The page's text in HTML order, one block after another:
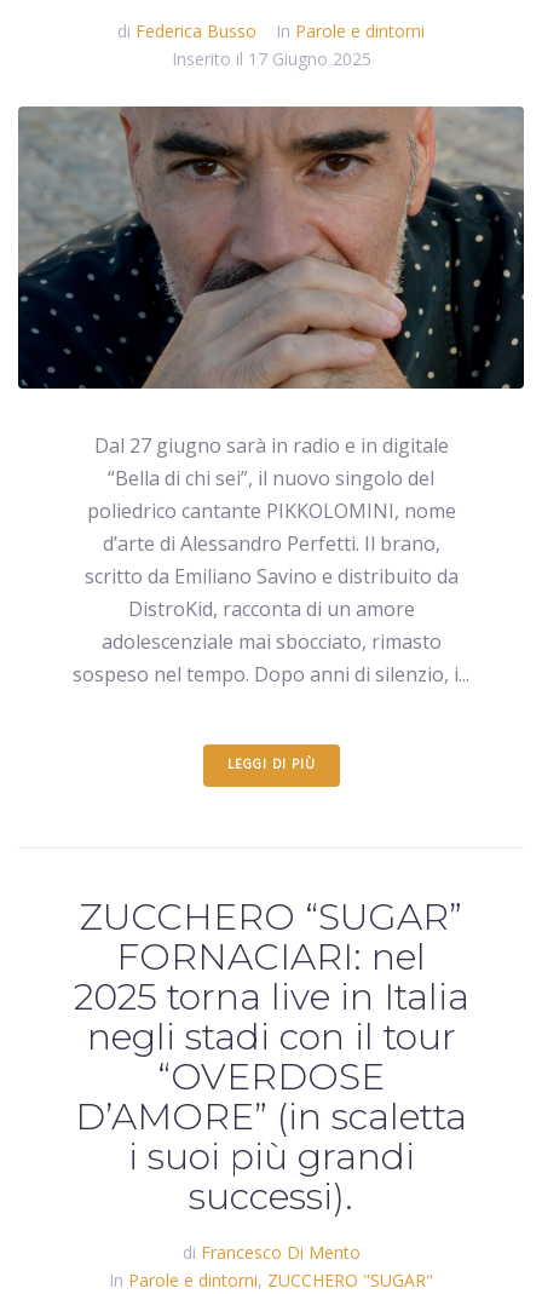
di Federica Busso In Parole e dintorni
Inserito il 17 Giugno 2025
Dal 27 giugno sarà in radio e in digitale
“Bella di chi sei”, il nuovo singolo del
poliedrico cantante PIKKOLOMINI, nome
d’arte di Alessandro Perfetti. Il brano,
scritto da Emiliano Savino e distribuito da
DistroKid, racconta di un amore
adolescenziale mai sbocciato, rimasto
sospeso nel tempo. Dopo anni di silenzio, i...
LEGGI DI PIÙ
ZUCCHERO “SUGAR”
FORNACIARI: nel
2025 torna live in Italia
negli stadi con il tour
“OVERDOSE
D’AMORE” (in scaletta
i suoi più grandi
successi).
di Francesco Di Mento
In Parole e dintorni, ZUCCHERO "SUGAR"